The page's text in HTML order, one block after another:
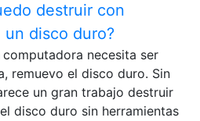
destruir con
un disco duro?
computadora necesita ser
remuevo el disco duro. Sin
un gran trabajo destruir
disco duro sin herramientas